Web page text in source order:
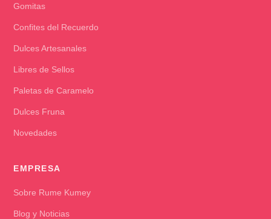
Gomitas
Confites del Recuerdo
Dulces Artesanales
Libres de Sellos
Paletas de Caramelo
Dulces Fruna
Novedades
EMPRESA
Sobre Rume Kumey
Blog y Noticias